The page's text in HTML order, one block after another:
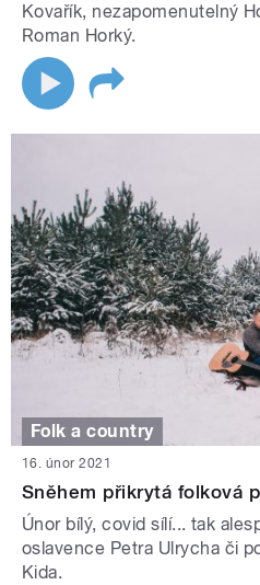
Kovařík, nezapomenutelný
Roman Horký.
Folk a country
16. únor 2021
Sněhem přikrytá folková
Únor bílý, covid sílí... tak
oslavence Petra Ulrycha či
Kida.